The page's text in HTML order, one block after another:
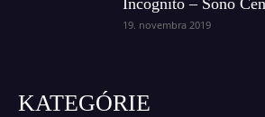
19. novembra 2019
KATEGÓRIE